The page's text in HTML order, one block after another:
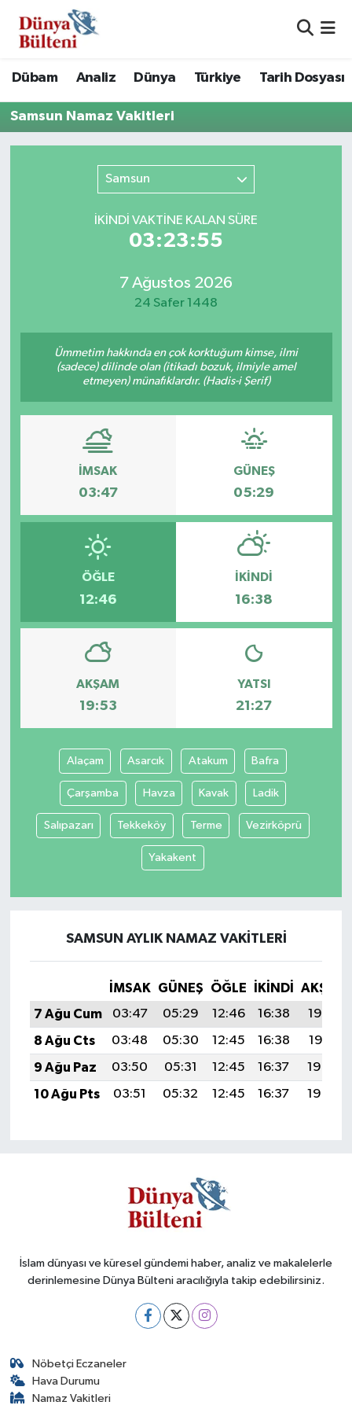
Dübam Analiz Dünya Türkiye Tarih Dosyası
Samsun Namaz Vakitleri
Samsun
İKINDI VAKTİNE KALAN SÜRE
03:23:55
7 Ağustos 2026
24 Safer 1448
Ümmetim hakkında en çok korktuğum kimse, ilmi
(sadece) dilinde olan (itikadı bozuk, ilmiyle amel
etmeyen) münafıklardır. (Hadis-i Şerif)
İMSAK
03:47
GÜNEŞ
05:29
ÖĞLE
12:46
İKINDI
16:38
AKŞAM
19:53
YATSI
21:27
Alaçam Asarcık Atakum Bafra
Çarşamba Havza Kavak Ladik
Salıpazarı Tekkeköy Terme Vezirköprü
Yakakent
SAMSUN AYLIK NAMAZ VAKITLERI
İMSAK GÜNEŞ ÖĞLE İKINDI
AKŞAM
7 Ağu Cum
03:47 05:29 12:46 16:38
19:53
8 Ağu Cts
03:48 05:30 12:45 16:38
19:51
9 Ağu Paz
03:50 05:31 12:45 16:37
19:50
10 Ağu Pts
03:51 05:32 12:45 16:37 19:49
İslam dünyası ve küresel gündemi haber, analiz ve makalelerle
derinlemesine Dünya Bülteni aracılığıyla takip edebilirsiniz.
Nöbetçi Eczaneler
Hava Durumu
Namaz Vakitleri
Hava Durumu
Trafik Durumu
Süper Lig Puan Durumu ve Fikstür
Son Dakika Haberleri